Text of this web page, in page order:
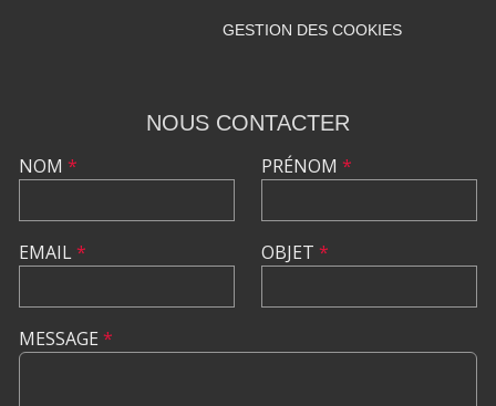
GESTION DES COOKIES
NOUS CONTACTER
NOM *
EMAIL*
PRÉNOM *
OBJET *
MESSAGE *